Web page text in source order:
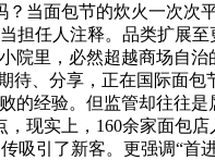
当面包节的炊火一次
担任人注释。品类扩展
院里，必然超越商场自
待、分享，正在国际面
的经验。但监管却往往
现实上，160余家面包
吸引了新客。更强调“